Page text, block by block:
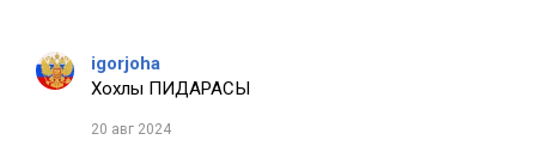
igorjoha
Хохлы ПИДАРАСЫ
20 авг 2024